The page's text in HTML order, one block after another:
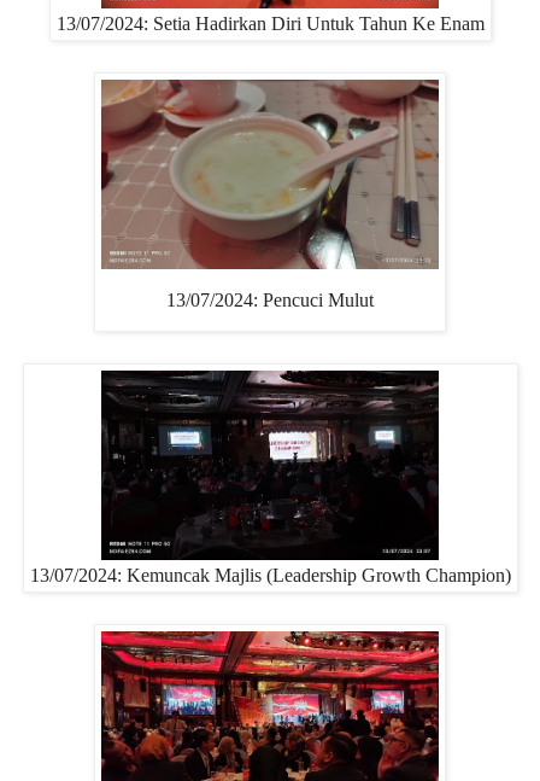
13/07/2024: Setia Hadirkan Diri Untuk Tahun Ke Enam
13/07/2024: Pencuci Mulut
13/07/2024: Kemuncak Majlis (Leadership Growth Champion)